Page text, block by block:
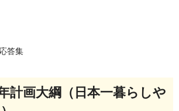
答集
計画大綱（日本一暮らしや